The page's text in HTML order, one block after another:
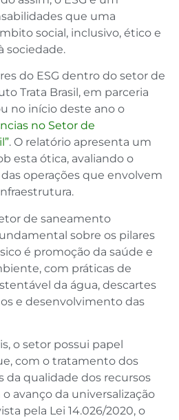
que uma
social, inclusivo, ético e
sociedade.
do ESG dentro do setor de
Trata Brasil, em parceria
no início deste ano o
no Setor de
. O relatório apresenta um
esta ótica, avaliando o
operações que envolvem
de saneamento
sobre os pilares
é promoção da saúde e
com práticas de
da água, descartes
e desenvolvimento das
o setor possui papel
com o tratamento dos
da qualidade dos recursos
avanço da universalização
pela Lei 14.026/2020, o